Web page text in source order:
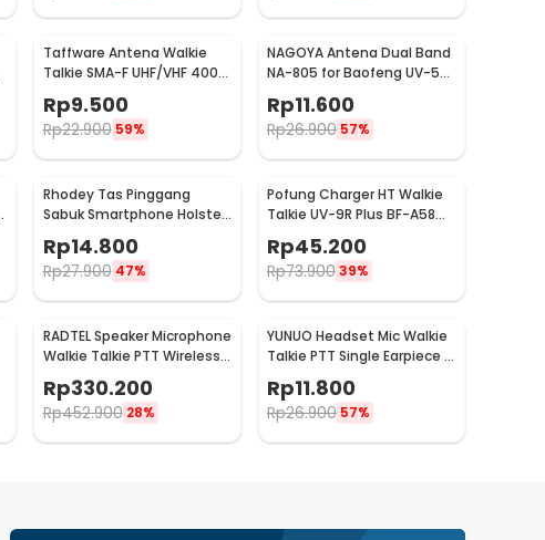
Taffware Antena Walkie
Talkie SMA-F UHF/VHF 400-
Rp9.500
Rp22.900 59%
NAGOYA Antena Dual Band
NA-805 for Baofeng UV-5R
UV-82HX GT-3 DM-5R
Rp11.600
Rp26.900 57%
Rhodey Tas Pinggang
Sabuk Smartphone Holster
PU Leather - FSN25
Rp14.800
Rp27.900 47%
Pofung Charger HT Walkie
Talkie UV-9R Plus BF-A58
9700
Rp45.200
Rp73.90039%
RADTEL Speaker Microphone
Walkie Talkie PTT Wireless
Bluetooth - T5
Rp330.200
Rp452.900 28%
YUNUO Headset Mic Walkie
Talkie PTT Single Earpiece 2
Pin Baofeng - ABX0
Rp11.800
Rp26.900 57%